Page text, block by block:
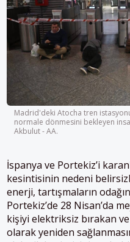
Madrid'deki Atocha tren
normale dönmesini bekleyen
Akbulut - AA.
İspanya ve Portekiz’i
kesintisinin nedeni
enerji, tartışmaların
Portekiz’de 28 Nisan’da
kişiyi elektriksiz bırakan
olarak yeniden